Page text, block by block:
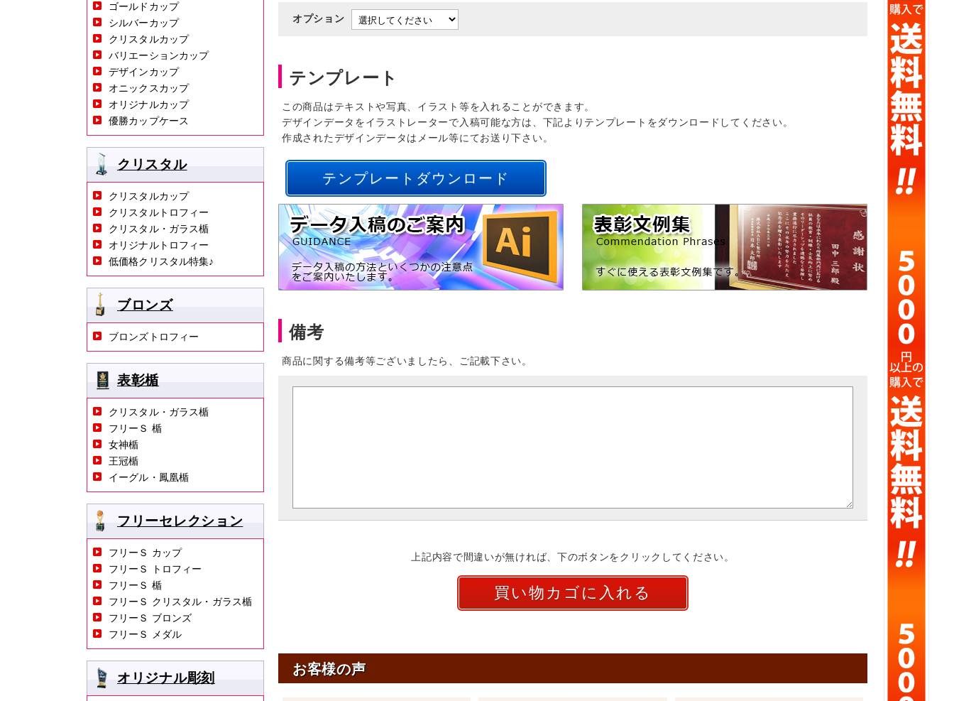
オプション
テンプレート
この商品はテキストや写真、イラスト等を入れることができます。
デザインデータをイラストレーターで入稿可能な方は、下記よりテンプレートをダウンロードしてください。
作成されたデザインデータはメール等にてお送り下さい。
テンプレートダウンロード
備考
商品に関する備考等ございましたら、ご記載下さい。
上記内容で間違いが無ければ、下のボタンをクリックしてください。
お客様の声
ゴールドカップ
シルバーカップ
クリスタルカップ
バリエーションカップ
デザインカップ
オニックスカップ
オリジナルカップ
優勝カップケース
クリスタル
クリスタルカップ
クリスタルトロフィー
クリスタル・ガラス楯
オリジナルトロフィー
低価格クリスタル特集♪
ブロンズ
ブロンズトロフィー
表彰楯
クリスタル・ガラス楯
フリーＳ 楯
女神楯
王冠楯
イーグル・鳳凰楯
フリーセレクション
フリーＳ カップ
フリーＳ トロフィー
フリーＳ 楯
フリーＳ クリスタル・ガラス楯
フリーＳ ブロンズ
フリーＳ メダル
オリジナル彫刻